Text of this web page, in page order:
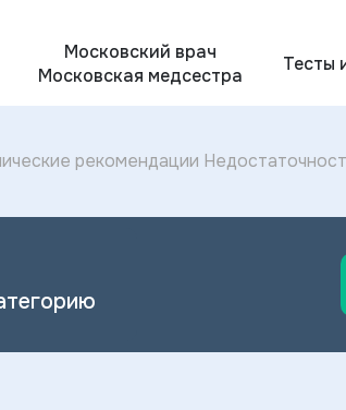
Московский врач
Московская медсестра
Тесты
рекомендации